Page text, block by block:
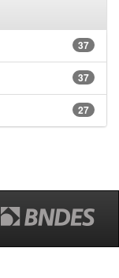
37
37
27